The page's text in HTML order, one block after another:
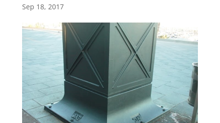
Sep 18, 2017